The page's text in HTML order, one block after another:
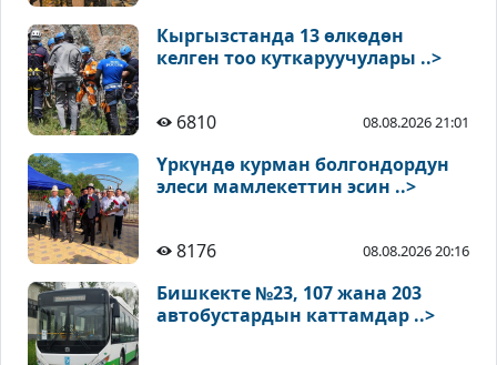
Кыргызстанда 13 өлкөдөн
келген тоо куткаруучулары ..>
6810 08.08.2026 21:01
Үркүндө курман болгондордун
элеси мамлекеттин эсин ..>
8176 08.08.2026 20:16
Бишкекте №23, 107 жана 203
автобустардын каттамдар ..>